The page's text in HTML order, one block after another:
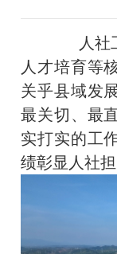
人社
人才培育等
关乎县域发
最关切、最
实打实的工
绩彰显人社担